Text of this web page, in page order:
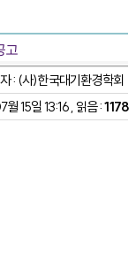
고
: (사)한국대기환경학회
15일 13:16 , 읽음 :1178